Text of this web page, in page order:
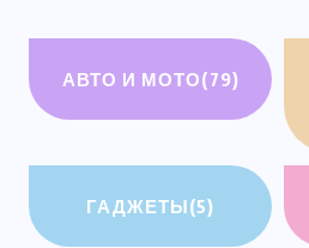
АВТО И МОТО(79)
ГАДЖЕТЫ(5)